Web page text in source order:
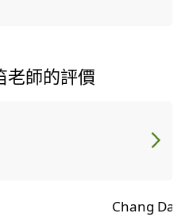
老師的評價
Chang